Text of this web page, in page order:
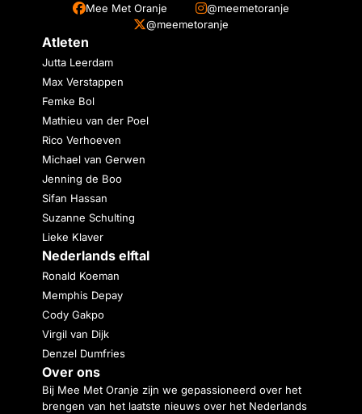
Mee Met Oranje
@meemetoranje
@meemetoranje
Atleten
Jutta Leerdam
Max Verstappen
Femke Bol
Mathieu van der Poel
Rico Verhoeven
Michael van Gerwen
Jenning de Boo
Sifan Hassan
Suzanne Schulting
Lieke Klaver
Nederlands elftal
Ronald Koeman
Memphis Depay
Cody Gakpo
Virgil van Dijk
Denzel Dumfries
Over ons
Bij Mee Met Oranje zijn we gepassioneerd over het
brengen van het laatste nieuws over het Nederlands